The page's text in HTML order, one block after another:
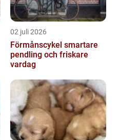
02 juli 2026
Förmånscykel smartare
pendling och friskare
vardag